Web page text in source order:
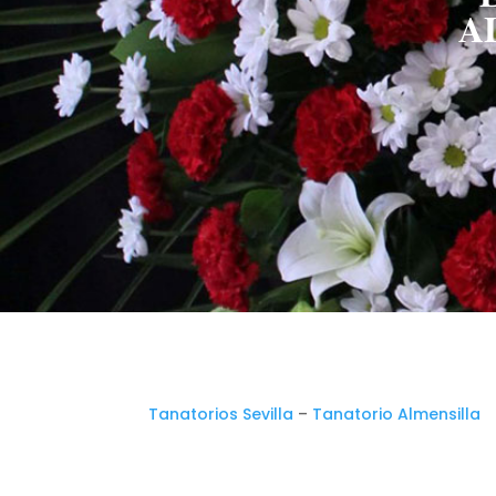
Tanatorios Sevilla – Tanatorio Almensilla